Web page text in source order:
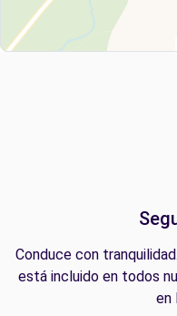
Conduce con
está incluido en todos
en